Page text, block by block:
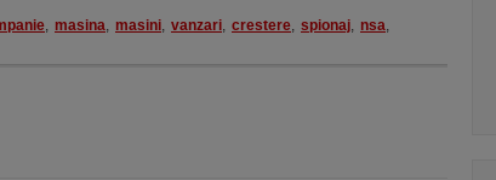
, masina, masini, vanzari, crestere, spionaj, nsa,